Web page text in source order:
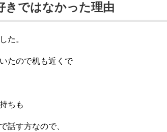
きではなかった理由
た。
たので机も近くで
ちも
話す方なので、